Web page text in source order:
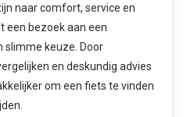
naar comfort, service en
een bezoek aan een
slimme keuze. Door
en deskundig advies
om een fiets te vinden